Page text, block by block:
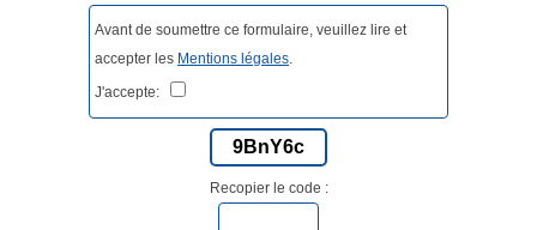
Avant de soumettre ce formulaire, veuillez lire et
accepter les Mentions légales.
J'accepte:
9BnY6c
Recopier le code :